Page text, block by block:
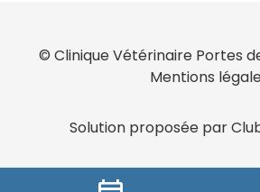
© Clinique Vétérinaire Portes
Mentions
Solution proposée par